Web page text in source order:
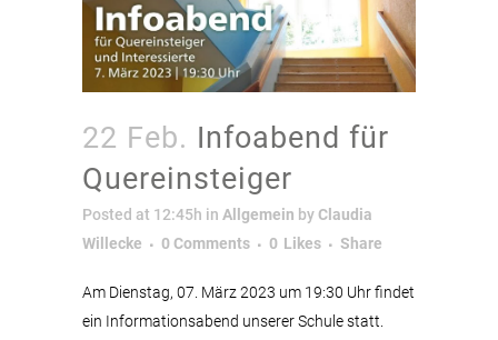
22 Feb. Infoabend für
Quereinsteiger
Posted at 12:45h in Allgemein byClaudia
Willecke
0 Comments 0 Likes Share
Am Dienstag, 07. März 2023 um 19:30 Uhr findet
ein Informationsabend unserer Schule statt.